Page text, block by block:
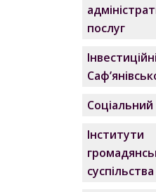
послуг
Інститути
суспільства